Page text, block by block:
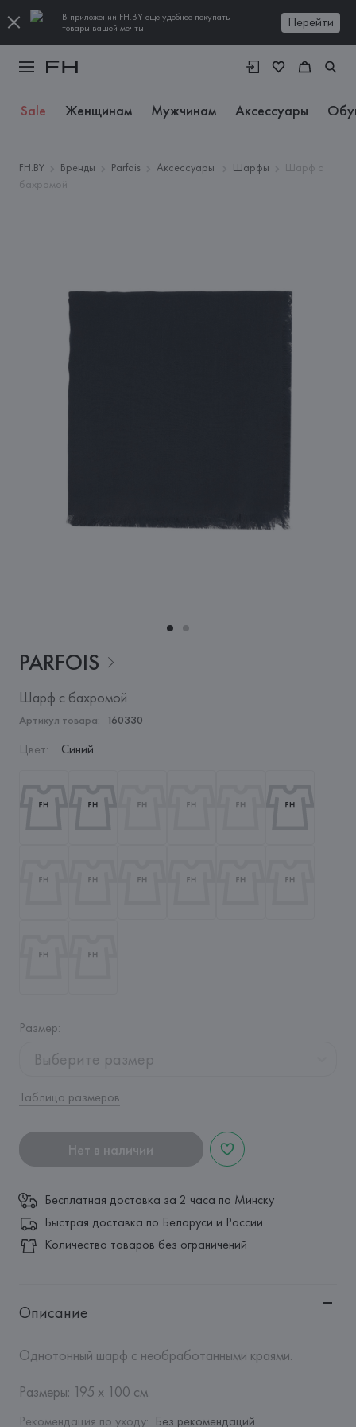
В приложении FH.BY еще удобнее покупать
товары вашей мечты
Перейти
Sale Женщинам Мужчинам Аксессуары
FH.BY Бренды Parfois Аксессуары Шарфы
Шарф с
бахромой
PARFOIS
Шарф с бахромой
Артикул товара: 160330
Цвет: Синий
Размер:
Выберите размер
Таблица размеров
Нет в наличии
Бесплатная доставка за 2 часа по Минску
Быстрая доставка по Беларуси и России
Количество товаров без ограничений
Описание
Однотонный шарф с необработанными краями.
Размеры: 195 x 100 см.
Рекомендация по уходу: Без рекомендаций